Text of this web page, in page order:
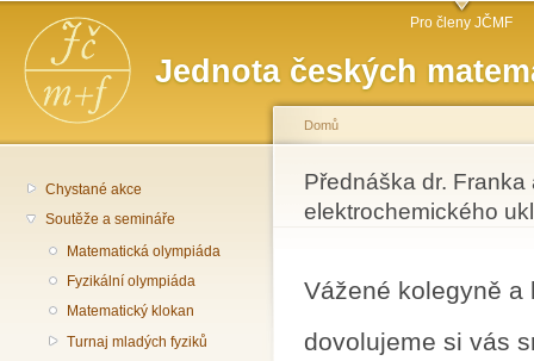
Jednota českých
Hlavní menu Pro členy JČMF
Chystané akce
Soutěže a semináře
Matematická olympiáda
Fyzikální olympiáda
Matematický klokan
Turnaj mladých fyziků
Jste zde
Domů
Přednáška dr.
elektrochemického
Vážené kolegyně a
dovolujeme si vás